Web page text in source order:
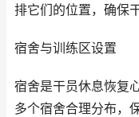
排它们的位置，确保
宿舍与训练区设置
宿舍是干员休息恢复
多个宿舍合理分布，